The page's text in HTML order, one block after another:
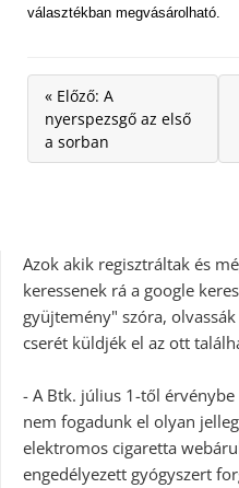
választékban megvásárolható.
« Előző: A
nyerspezsgő az első
a sorban
Azok akik regisztráltak és
keressenek rá a google
gyüjtemény" szóra,
cserét küldjék el az ott
- A Btk. július 1-től
nem fogadunk el olyan
elektromos cigaretta
engedélyezett gyógyszert